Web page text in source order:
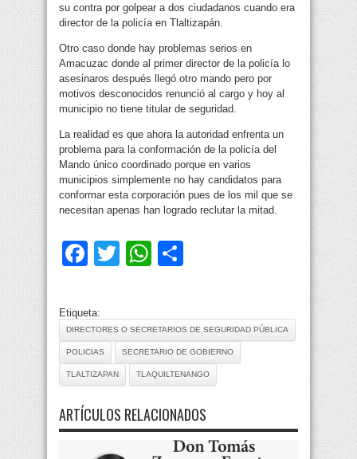
su contra por golpear a dos ciudadanos cuando era
director de la policía en Tlaltizapán.
Otro caso donde hay problemas serios en
Amacuzac donde al primer director de la policía lo
asesinaros después llegó otro mando pero por
motivos desconocidos renunció al cargo y hoy al
municipio no tiene titular de seguridad.
La realidad es que ahora la autoridad enfrenta un
problema para la conformación de la policía del
Mando único coordinado porque en varios
municipios simplemente no hay candidatos para
conformar esta corporación pues de los mil que se
necesitan apenas han logrado reclutar la mitad.
Facebook
TwitterWhatsApp
Etiqueta:
DIRECTORES O SECRETARIOS DE SEGURIDAD PÚBLICA
POLICIAS SECRETARIO DE GOBIERNO
TLALTIZAPAN TLAQUILTENANGO
ARTÍCULOS RELACIONADOS